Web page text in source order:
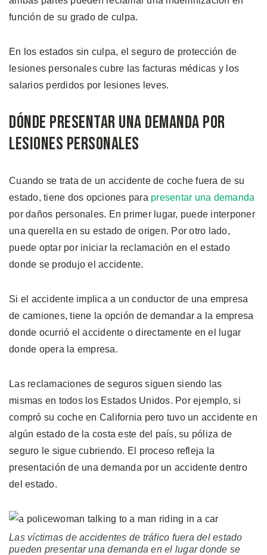
función de su grado de culpa.
En los estados sin culpa, el seguro de protección de
lesiones personales cubre las facturas médicas y los
salarios perdidos por lesiones leves.
Dónde Presentar una Demanda por
Lesiones Personales
Cuando se trata de un accidente de coche fuera de su
estado, tiene dos opciones para presentar una demanda
por daños personales. En primer lugar, puede interponer
una querella en su estado de origen. Por otro lado,
puede optar por iniciar la reclamación en el estado
donde se produjo el accidente.
Si el accidente implica a un conductor de una empresa
de camiones, tiene la opción de demandar a la empresa
donde ocurrió el accidente o directamente en el lugar
donde opera la empresa.
Las reclamaciones de seguros siguen siendo las
mismas en todos los Estados Unidos. Por ejemplo, si
compró su coche en California pero tuvo un accidente en
algún estado de la costa este del país, su póliza de
seguro le sigue cubriendo. El proceso refleja la
presentación de una demanda por un accidente dentro
del estado.
Las víctimas de accidentes de tráfico fuera del estado
pueden presentar una demanda en el lugar donde se